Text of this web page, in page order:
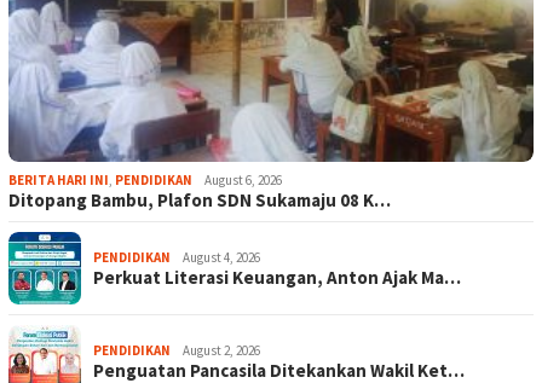
BERITA HARI INI, PENDIDIKAN August 6, 2026
Ditopang Bambu, Plafon SDN Sukamaju 08 K…
PENDIDIKAN August 4, 2026
Perkuat Literasi Keuangan, Anton Ajak Ma…
PENDIDIKAN August 2, 2026
Penguatan Pancasila Ditekankan Wakil Ket…